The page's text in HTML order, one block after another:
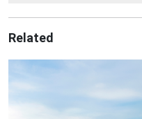
Related